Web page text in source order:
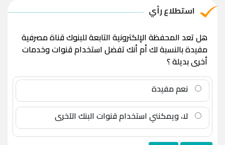
استطلاع رأي
هل تعد المحفظة الإلكترونية التابعة للبنوك قناة مصرفية
مفيدة بالنسبة لك أم أنك تفضل استخدام قنوات وخدمات
أخرى بديلة ؟
نعم مفيدة
لا، ويمكنني استخدام قنوات البنك الآخرى